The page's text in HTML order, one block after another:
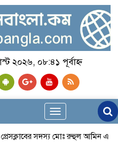
২০২৬, ০৮:৪১ পূর্বাহ্ন
Toggle
navigation
সদস্য মোঃ রুহুল আমিন এর